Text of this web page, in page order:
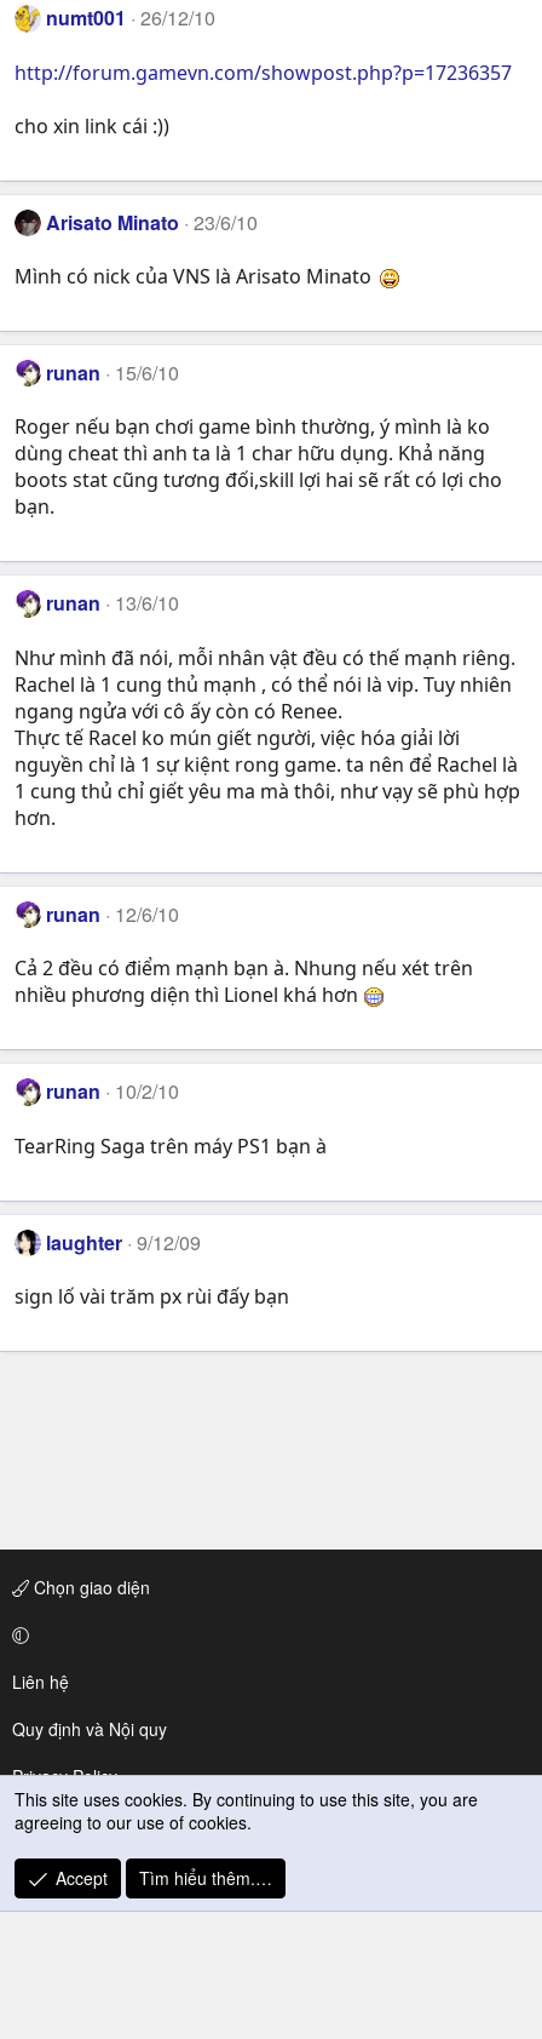
numt001 26/12/10
http://forum.gamevn.com/showpost.php?p=17236357
cho xin link cái :))
Arisato Minato 23/6/10
Mình có nick của VNS là Arisato Minato
runan 15/6/10
Roger nếu bạn chơi game bình thường, ý mình là ko
dùng cheat thì anh ta là 1 char hữu dụng. Khả năng
boots stat cũng tương đối,skill lợi hai sẽ rất có lợi cho
bạn.
runan 13/6/10
Như mình đã nói, mỗi nhân vật đều có thế mạnh riêng.
Rachel là 1 cung thủ mạnh , có thể nói là vip. Tuy nhiên
ngang ngửa với cô ấy còn có Renee.
Thực tế Racel ko mún giết người, việc hóa giải lời
nguyền chỉ là 1 sự kiệnt rong game. ta nên để Rachel là
1 cung thủ chỉ giết yêu ma mà thôi, như vạy sẽ phù hợp
hơn.
runan 12/6/10
Cả 2 đều có điểm mạnh bạn à. Nhung nếu xét trên
nhiều phương diện thì Lionel khá hơn
runan 10/2/10
TearRing Saga trên máy PS1 bạn à
laughter 9/12/09
sign lố vài trăm px rùi đấy bạn
Chọn giao diện
Liên hệ
Quy định và Nội quy
Privacy Policy
Trợ giúp
R
S
This site uses cookies. By continuing to use this site, you are
agreeing to our use of cookies.
Accept Tìm hiểu thêm.…